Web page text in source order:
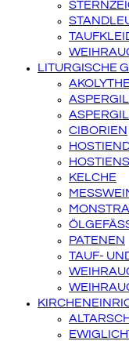
LITURGISCHE
CIBORIEN
KELCHE
PATENEN
TAUF-